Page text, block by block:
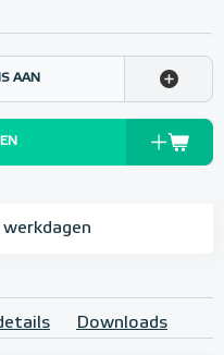
AAN
Downloads